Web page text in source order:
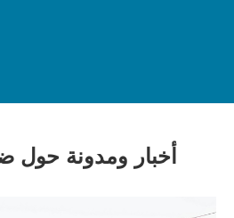
أخبار ومدونة حول